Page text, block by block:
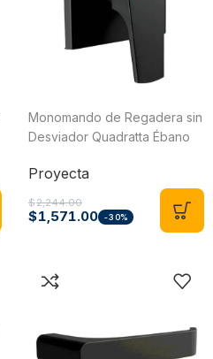
Monomando de Regadera sin
Desviador Quadratta Ébano
Proyecta
$2,244.00
$1,571.00 -30%